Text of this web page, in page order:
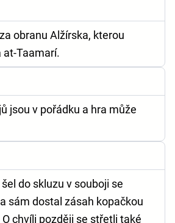
obranu Alžírska, kterou
at-Taamarí.
jsou v pořádku a hra může
do skluzu v souboji se
sám dostal zásah kopačkou
chvíli později se střetli také